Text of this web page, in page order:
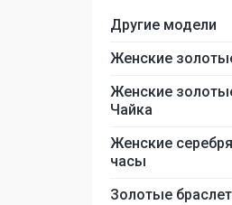
Другие модели
Женские
Женские
Чайка
Женские
часы
Золотые